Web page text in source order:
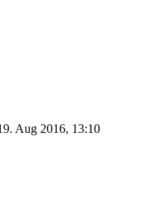
Aug 2016, 13:10